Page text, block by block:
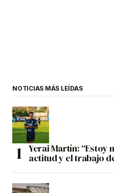
NOTICIAS MÁS LEÍDAS
Yerai Martín: “Estoy
actitud y el trabajo